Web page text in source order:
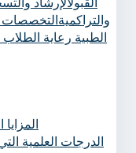
والتراكميةالتخصصات
الطبية ‏ رعاية الطلاب
الدرجات العلمية